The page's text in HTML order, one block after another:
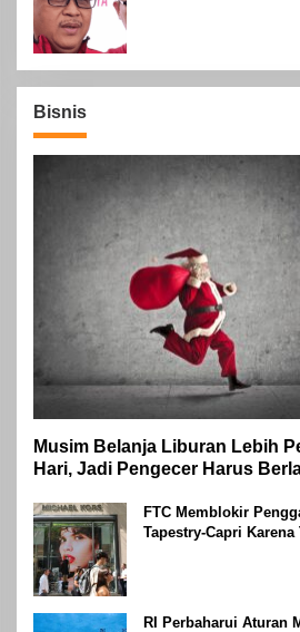
Bisnis
Musim Belanja Liburan Lebih
Hari, Jadi Pengecer Harus
FTC Memblokir
Tapestry-Capri Karena
RI Perbaharui Aturan